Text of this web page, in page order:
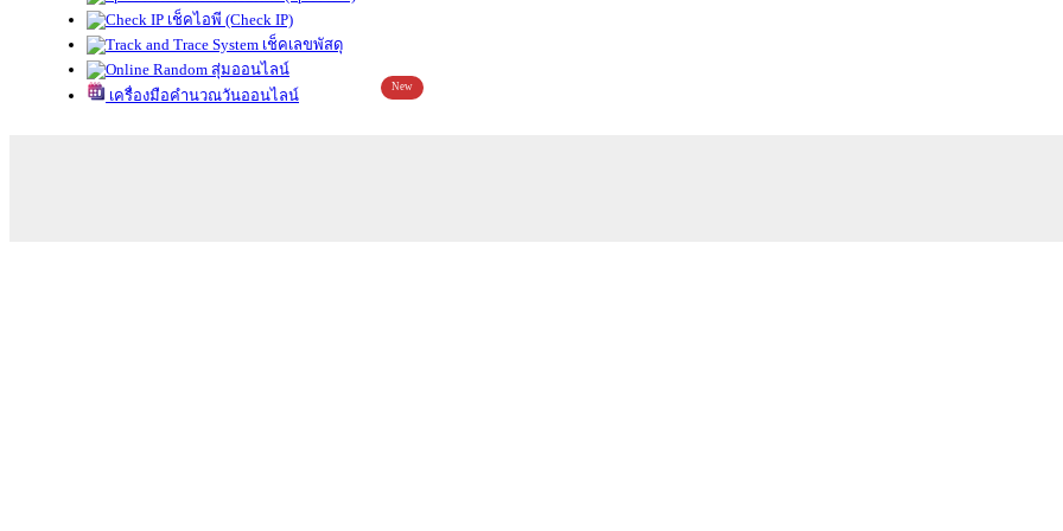
เช็คไอพี (Check IP)
เช็คเลขพัสดุ
สุ่มออนไลน์
เครื่องมือคำนวณวันออนไลน์
New